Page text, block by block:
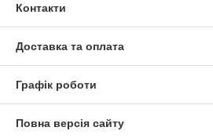
Контакти
Доставка та оплата
Графік роботи
Повна версія сайту